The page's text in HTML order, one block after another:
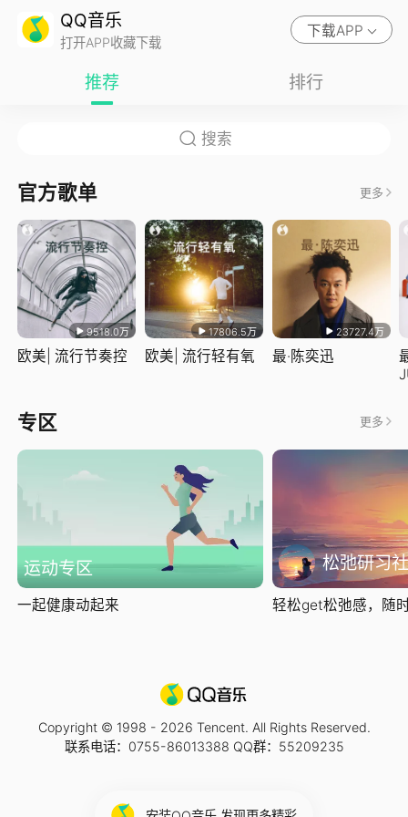
QQ音乐
打开APP收藏下载
下载APP
推荐 排行
官方歌单 更多
9518.0万
欧美| 流行节奏控
17806.5万
欧美| 流行轻有氧
23727.4万
最·陈奕迅
专区 更多
运动专区
一起健康动起来
松弛研习社
轻松get松弛感，随
Copyright © 1998 - 2026 Tencent. All Rights Reserved.
联系电话：0755-86013388 QQ群：55209235